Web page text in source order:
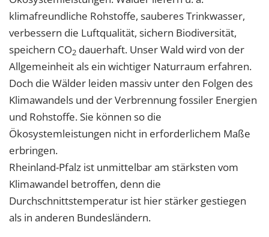
klimafreundliche Rohstoffe, sauberes Trinkwasser,
verbessern die Luftqualität, sichern Biodiversität,
speichern CO2 dauerhaft. Unser Wald wird von der
Allgemeinheit als ein wichtiger Naturraum erfahren.
Doch die Wälder leiden massiv unter den Folgen des
Klimawandels und der Verbrennung fossiler Energien
und Rohstoffe. Sie können so die
Ökosystemleistungen nicht in erforderlichem Maße
erbringen.
Rheinland-Pfalz ist unmittelbar am stärksten vom
Klimawandel betroffen, denn die
Durchschnittstemperatur ist hier stärker gestiegen
als in anderen Bundesländern.
diesen externen Medien Cookies gesetzt.
YouTube
Vimeo